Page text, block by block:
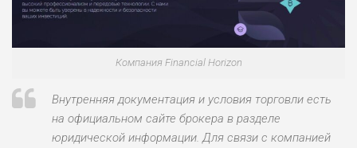
РИСКИ: НИЗКИЕ
БЮДЖЕТ: НИЗКИЙ
Компания Financial Horizon
Внутренняя документация и условия торговли есть
на официальном сайте брокера в разделе
юридической информации. Для связи с компанией